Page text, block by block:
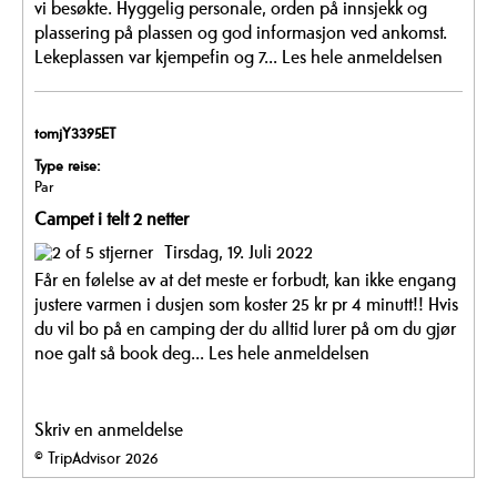
vi besøkte. Hyggelig personale, orden på innsjekk og
plassering på plassen og god informasjon ved ankomst.
Lekeplassen var kjempefin og 7... Les hele anmeldelsen
tomjY3395ET
Type reise:
Par
Campet i telt 2 netter
Tirsdag, 19. Juli 2022
Får en følelse av at det meste er forbudt, kan ikke engang
justere varmen i dusjen som koster 25 kr pr 4 minutt!! Hvis
du vil bo på en camping der du alltid lurer på om du gjør
noe galt så book deg... Les hele anmeldelsen
Skriv en anmeldelse
© TripAdvisor 2026